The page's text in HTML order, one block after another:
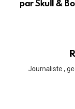
par Skull &
Journaliste ,